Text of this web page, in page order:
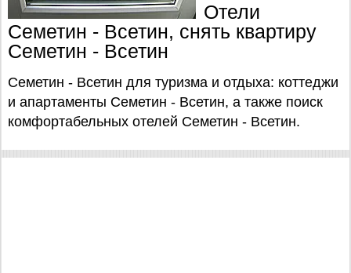
Отели
Семетин - Всетин, снять квартиру
Семетин - Всетин
Семетин - Всетин для туризма и отдыха: коттеджи
и апартаменты Семетин - Всетин, а также поиск
комфортабельных отелей Семетин - Всетин.